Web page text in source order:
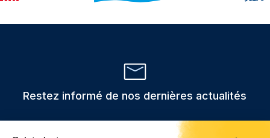
Restez informé de nos dernières actualités